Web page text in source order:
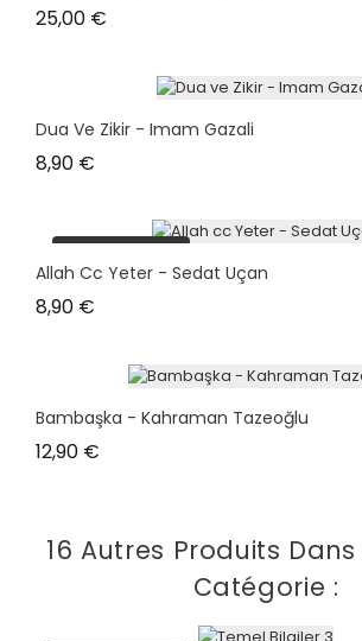
25,00 €
Dua Ve Zikir - Imam Gazali
8,90 €
plus en stock
Allah Cc Yeter - Sedat Uçan
8,90 €
Bambaşka - Kahraman Tazeoğlu
12,90 €
16 Autres Produits
Catégorie :